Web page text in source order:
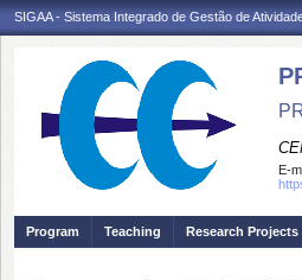
SIGAA - Sistema Integrado de Gestão de
E-
Program Teaching Research Projects